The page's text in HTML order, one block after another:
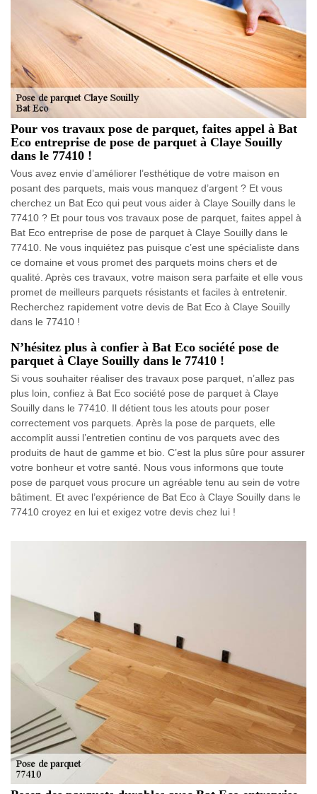
Pour vos travaux pose de parquet, faites appel à Bat
Eco entreprise de pose de parquet à Claye Souilly
dans le 77410 !
Vous avez envie d’améliorer l’esthétique de votre maison en
posant des parquets, mais vous manquez d’argent ? Et vous
cherchez un Bat Eco qui peut vous aider à Claye Souilly dans le
77410 ? Et pour tous vos travaux pose de parquet, faites appel à
Bat Eco entreprise de pose de parquet à Claye Souilly dans le
77410. Ne vous inquiétez pas puisque c’est une spécialiste dans
ce domaine et vous promet des parquets moins chers et de
qualité. Après ces travaux, votre maison sera parfaite et elle vous
promet de meilleurs parquets résistants et faciles à entretenir.
Recherchez rapidement votre devis de Bat Eco à Claye Souilly
dans le 77410 !
N’hésitez plus à confier à Bat Eco société pose de
parquet à Claye Souilly dans le 77410 !
Si vous souhaiter réaliser des travaux pose parquet, n’allez pas
plus loin, confiez à Bat Eco société pose de parquet à Claye
Souilly dans le 77410. Il détient tous les atouts pour poser
correctement vos parquets. Après la pose de parquets, elle
accomplit aussi l’entretien continu de vos parquets avec des
produits de haut de gamme et bio. C’est la plus sûre pour assurer
votre bonheur et votre santé. Nous vous informons que toute
pose de parquet vous procure un agréable tenu au sein de votre
bâtiment. Et avec l’expérience de Bat Eco à Claye Souilly dans le
77410 croyez en lui et exigez votre devis chez lui !